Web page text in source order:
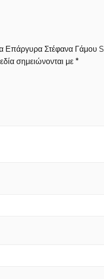
Επάργυρα Στέφανα Γάμου
σημειώνονται με *